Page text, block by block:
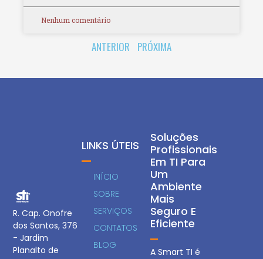
Nenhum comentário
ANTERIOR PRÓXIMA
R. Cap. Onofre
dos Santos, 376
- Jardim
Planalto de
Soluções
Profissionais
Em TI Para
Um
Ambiente
Mais
Seguro E
Eficiente
A Smart TI é
LINKS ÚTEIS
INÍCIO
SOBRE
SERVIÇOS
CONTATOS
BLOG